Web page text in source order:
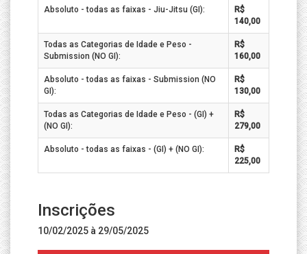
Absoluto - todas as faixas - Jiu-Jitsu (GI):
R$
140,00
Todas as Categorias de Idade e Peso -
Submission (NO GI):
R$
160,00
Absoluto - todas as faixas - Submission (NO
GI):
R$
130,00
Todas as Categorias de Idade e Peso - (GI) +
(NO GI):
R$
279,00
Absoluto - todas as faixas - (GI) + (NO GI):
R$
225,00
Inscrições
10/02/2025 à 29/05/2025